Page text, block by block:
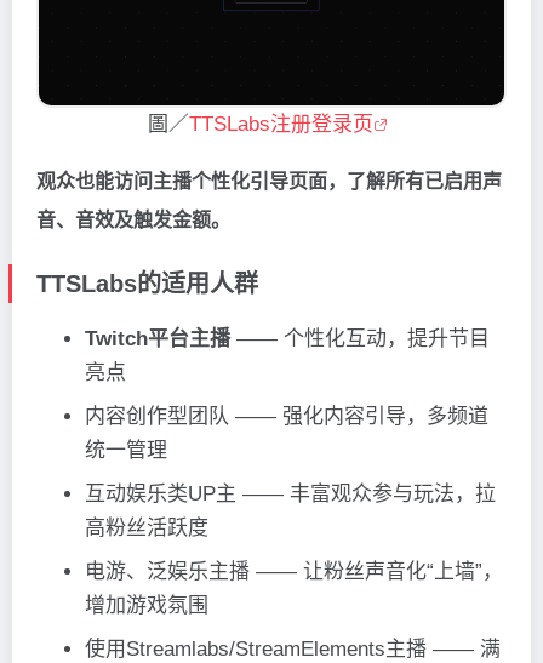
圖／TTSLabs注册登录页
观众也能访问主播个性化引导页面，了解所有已启用声
音、音效及触发金额。
TTSLabs的适用人群
Twitch平台主播—— 个性化互动，提升节目
亮点
内容创作型团队 —— 强化内容引导，多频道
统一管理
互动娱乐类UP主 —— 丰富观众参与玩法，拉
高粉丝活跃度
电游、泛娱乐主播 —— 让粉丝声音化“上墙”，
增加游戏氛围
使用Streamlabs/StreamElements主播 —— 满